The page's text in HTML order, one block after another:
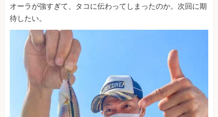
オーラが強すぎて、タコに伝わってしまったのか。次回に期
待したい。